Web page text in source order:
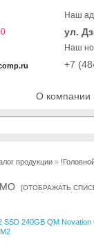
О компании
Наш
ул.
Наш
+7
продукции »
[ОТОБРАЖАТЬ
SSD 240GB QM Novation